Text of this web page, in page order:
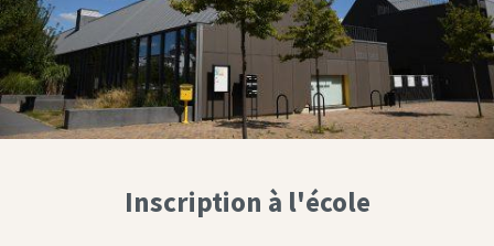
Inscription à l'école